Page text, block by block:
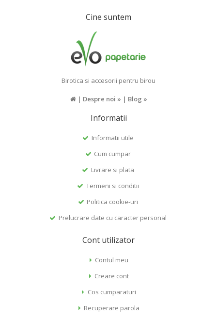
Cine suntem
Birotica si accesorii pentru birou
| Despre noi » | Blog »
Informatii
Informatii utile
Cum cumpar
Livrare si plata
Termeni si conditii
Politica cookie-uri
Prelucrare date cu caracter personal
Cont utilizator
Contul meu
Creare cont
Cos cumparaturi
Recuperare parola